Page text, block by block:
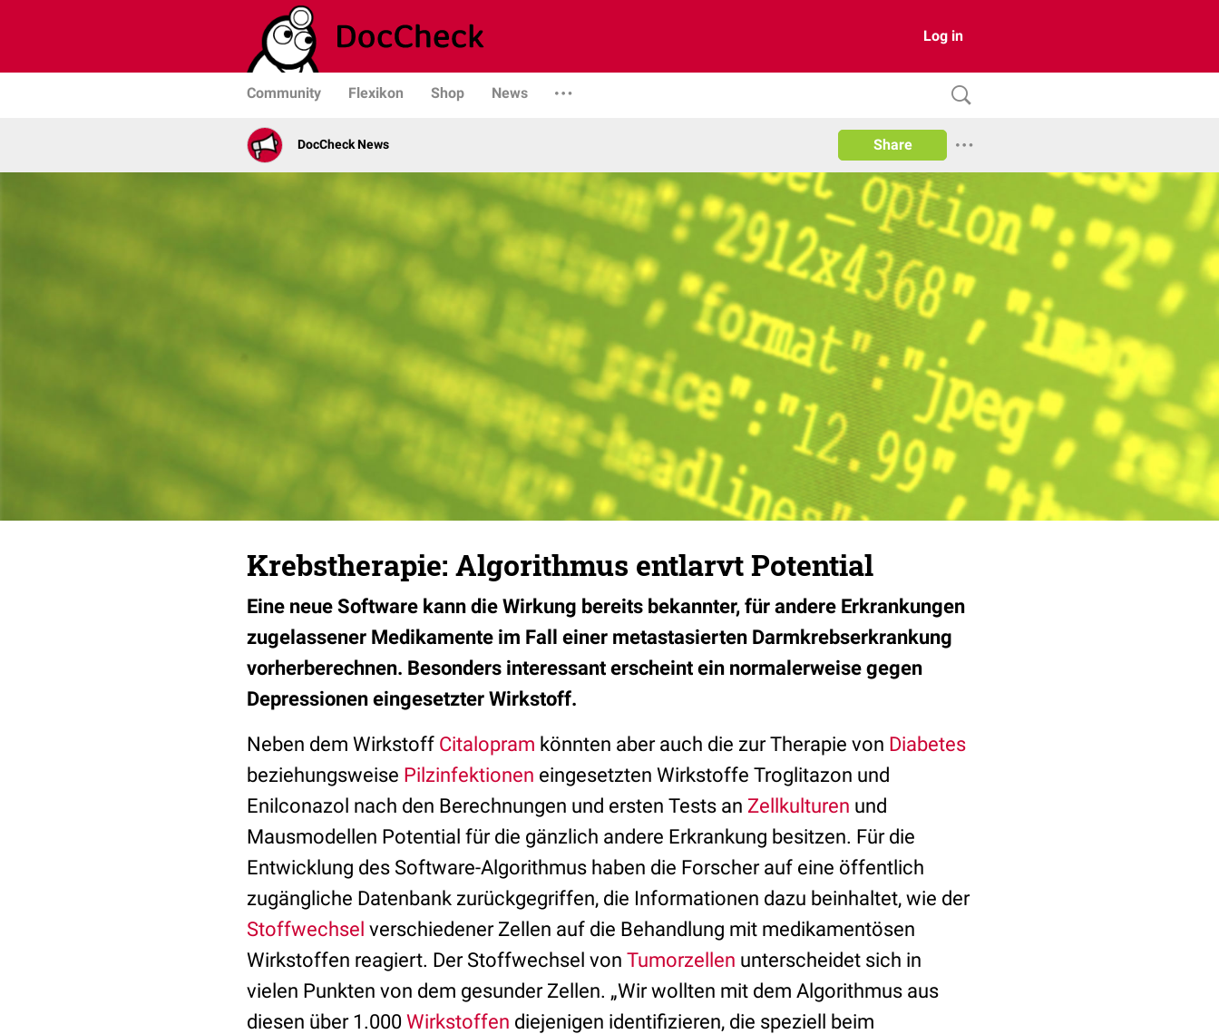
Log in
Community Flexikon Shop News
DocCheck News Share
Krebstherapie: Algorithmus entlarvt Potential
Eine neue Software kann die Wirkung bereits bekannter, für andere Erkrankungen
zugelassener Medikamente im Fall einer metastasierten Darmkrebserkrankung
vorherberechnen. Besonders interessant erscheint ein normalerweise gegen
Depressionen eingesetzter Wirkstoff.
Neben dem Wirkstoff Citalopram könnten aber auch die zur Therapie von Diabetes
beziehungsweise Pilzinfektionen eingesetzten Wirkstoffe Troglitazon und
Enilconazol nach den Berechnungen und ersten Tests an Zellkulturen und
Mausmodellen Potential für die gänzlich andere Erkrankung besitzen. Für die
Entwicklung des Software-Algorithmus haben die Forscher auf eine öffentlich
zugängliche Datenbank zurückgegriffen, die Informationen dazu beinhaltet, wie der
Stoffwechsel verschiedener Zellen auf die Behandlung mit medikamentösen
Wirkstoffen reagiert. Der Stoffwechsel von Tumorzellen unterscheidet sich in
vielen Punkten von dem gesunder Zellen. „Wir wollten mit dem Algorithmus aus
diesen über 1.000 Wirkstoffen diejenigen identifizieren, die speziell beim